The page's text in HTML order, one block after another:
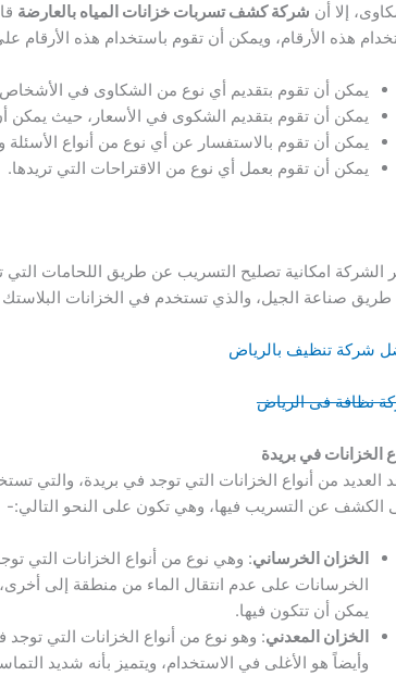
إلا أن شركة كشف تسربات خزانات المياه بالعارضة
هذه الأرقام، ويمكن أن تقوم باستخدام هذه الأرقام
يمكن أن تقوم بتقديم أي نوع من الشكاوى في
يمكن أن تقوم بتقديم الشكوى في الأسعار، حيث يمكن
يمكن أن تقوم بالاستفسار عن أي نوع من أنواع الأسئلة
يمكن أن تقوم بعمل أي نوع من الاقتراحات التي تريدها.
الشركة امكانية تصليح التسريب عن طريق اللحامات
صناعة الجيل، والذي تستخدم في الخزانات
شركة تنظيف بالرياض
نظافة فى الرياض
الخزانات في بريدة
العديد من أنواع الخزانات التي توجد في بريدة، والتي
الكشف عن التسريب فيها، وهي تكون على النحو التالي:-
الخزان الخرساني: وهي نوع من أنواع الخزانات التي
الخرسانات على عدم انتقال الماء من منطقة إلى
يمكن أن تتكون فيها.
الخزان المعدني: وهو نوع من أنواع الخزانات التي
وأيضاً هو الأغلى في الاستخدام، ويتميز بأنه شديد